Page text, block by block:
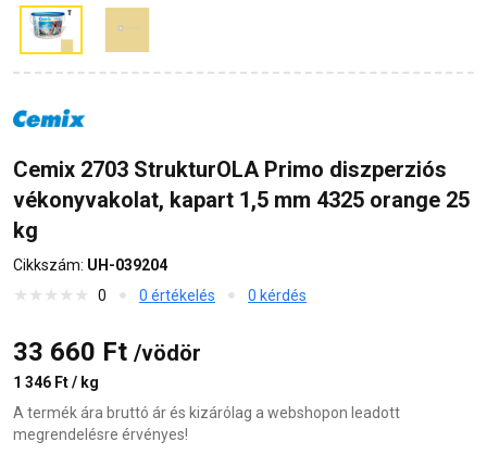
Cemix 2703 StrukturOLA Primo diszperziós
vékonyvakolat, kapart 1,5 mm 4325 orange 25
kg
Cikkszám: UH-039204
0
0 értékelés 0 kérdés
33 660 Ft /vödör
1 346 Ft / kg
A termék ára bruttó ár és kizárólag a webshopon leadott
megrendelésre érvényes!